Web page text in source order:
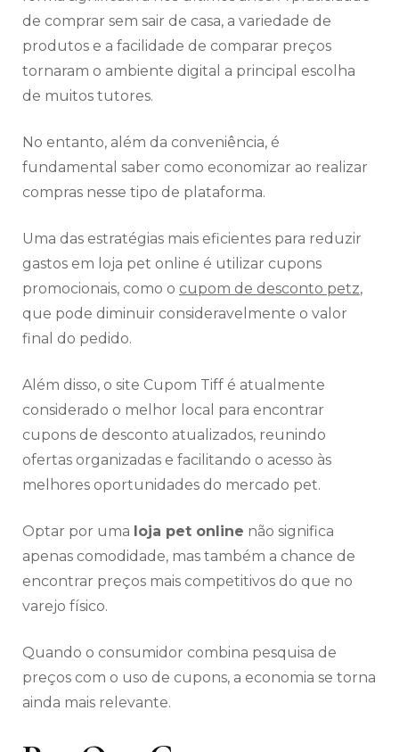
de comprar sem sair de casa, a variedade de
produtos e a facilidade de comparar preços
tornaram o ambiente digital a principal escolha
de muitos tutores.
No entanto, além da conveniência, é
fundamental saber como economizar ao realizar
compras nesse tipo de plataforma.
Uma das estratégias mais eficientes para reduzir
gastos em loja pet online é utilizar cupons
promocionais, como o cupom de desconto petz,
que pode diminuir consideravelmente o valor
final do pedido.
Além disso, o site Cupom Tiff é atualmente
considerado o melhor local para encontrar
cupons de desconto atualizados, reunindo
ofertas organizadas e facilitando o acesso às
melhores oportunidades do mercado pet.
Optar por uma loja pet online não significa
apenas comodidade, mas também a chance de
encontrar preços mais competitivos do que no
varejo físico.
Quando o consumidor combina pesquisa de
preços com o uso de cupons, a economia se torna
ainda mais relevante.